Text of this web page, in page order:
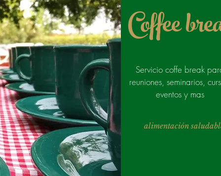
Coffee
Servicio coffe break
reuniones, seminarios,
eventos y mas
alimentación